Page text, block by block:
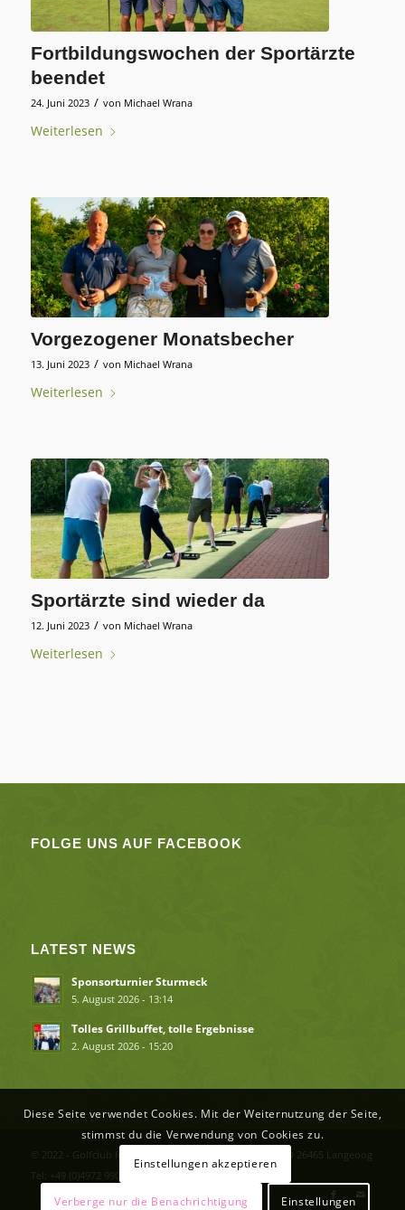
Fortbildungswochen der Sportärzte
beendet
24. Juni 2023 / von Michael Wrana
Weiterlesen
Vorgezogener Monatsbecher
13. Juni 2023 / von Michael Wrana
Weiterlesen
Sportärzte sind wieder da
12. Juni 2023 / von Michael Wrana
Weiterlesen
FOLGE UNS AUF FACEBOOK
LATEST NEWS
Sponsorturnier Sturmeck
5. August 2026 - 13:14
Tolles Grillbuffet, tolle Ergebnisse
2. August 2026 - 15:20
© 2022 - Golfclub Insel Langeoog e.V. Flughafenstr. 2 - D 26465 Langeoog
Tel: +49 (0)4972 990246 info(at)inselgolfen.de
Diese Seite verwendet Cookies. Mit der Weiternutzung der Seite,
stimmst du die Verwendung von Cookies zu.
Einstellungen akzeptieren
Verberge nur die Benachrichtigung Einstellungen